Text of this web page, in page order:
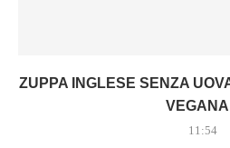
ZUPPA INGLESE SENZA
11:54